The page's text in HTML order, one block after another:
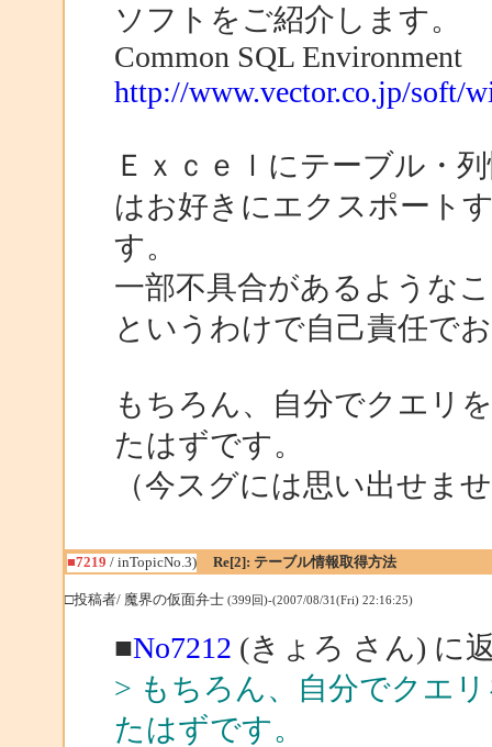
ソフトをご紹介します。
Common SQL Environment
http://www.vector.co.jp/soft/
Ｅｘｃｅｌにテーブル・
はお好きにエクスポート
す。
一部不具合があるような
というわけで自己責任で
もちろん、自分でクエリ
たはずです。
（今スグには思い出せま
■7219 / inTopicNo.3) Re[2]: テーブル情報取得方法
□投稿者/ 魔界の仮面弁士 (399回)-(2007/08/31(Fri) 22:16:25)
■No7212 (きょろ さん) に
> もちろん、自分でクエ
たはずです。